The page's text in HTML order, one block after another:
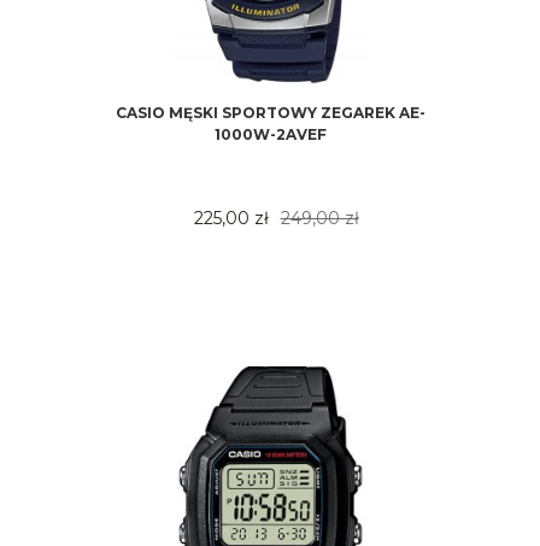
CASIO MĘSKI SPORTOWY ZEGAREK AE-
1000W-2AVEF
225,00 zł 249,00 zł